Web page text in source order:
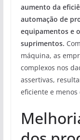
aumento da
automação de
equipamentos e
suprimentos.
máquina, as
complexos nos
assertivas,
eficiente e